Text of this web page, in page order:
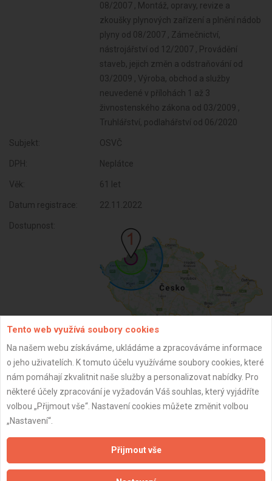
08/2007 , Montáž, opravy, revize a
zkoušky plynových zařízení a plnění nádob
plyny od 08/2007 , Zámečnictví,
nástrojářství od 12/2007 , Provádění
staveb, jejich změn a odstraňování od
03/2009 , Výroba, obchod a služby
neuvedené v přílohách 1 až 3
živnostenského zákona od 03/2009 ,
Truhlářství, podlahářství od 06/2020
Subjekt: OSVČ
DPH: Neplátce
Věk: 61 let
Datum registrace: 22.11.2022
Dostupnost:
ZPĚT
Aktualizováno z portálu ARES dne 01.01.2024 15:15:07
Tento web využívá soubory cookies
Na našem webu získáváme, ukládáme a zpracováváme informace
o jeho uživatelích. K tomuto účelu využíváme soubory cookies, které
nám pomáhají zkvalitnit naše služby a personalizovat nabídky. Pro
některé účely zpracování je vyžadován Váš souhlas, který vyjádříte
volbou „Přijmout vše“. Nastavení cookies můžete změnit volbou
„Nastavení“.
Přijmout vše